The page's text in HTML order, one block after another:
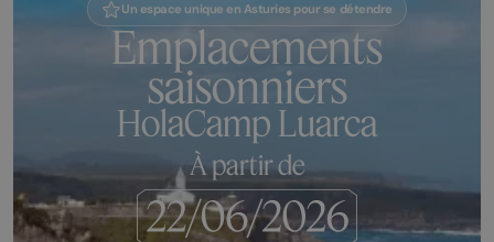
Un espace unique en Asturies pour se détendre
Emplacements
saisonniers
HolaCamp Luarca
À partir de